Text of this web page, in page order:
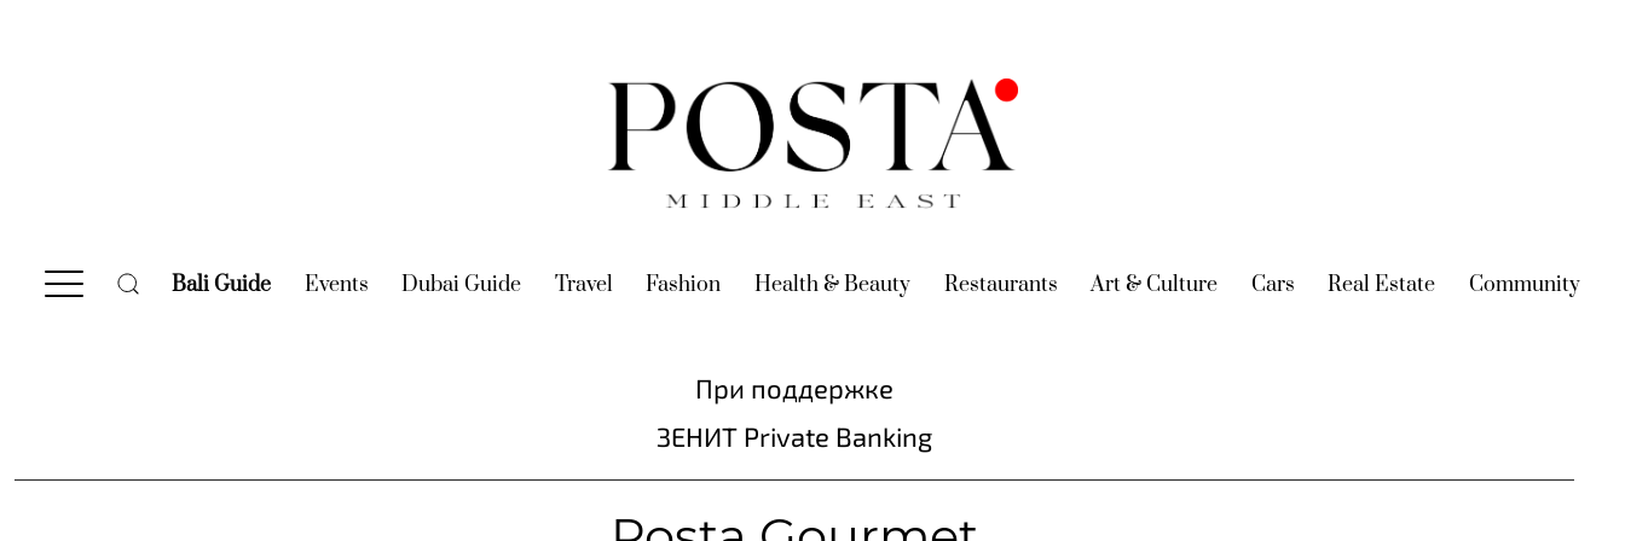
Bali Guide (current)
Events (current)
Dubai Guide (current)
Travel (current)
Fashion (current)
Health & Beauty (current)
Restaurants (current)
Art & Culture (current)
Cars (current)
Real Estate (current)
Community
При поддержке
ЗЕНИТ Private Banking